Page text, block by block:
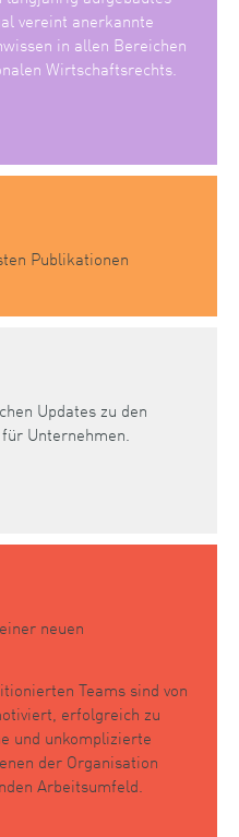
vereint anerkannte
in allen Bereichen
Wirtschaftsrechts.
Publikationen
Updates zu den
Unternehmen.
neuen
Teams sind von
erfolgreich zu
und unkomplizierte
der Organisation
Arbeitsumfeld.